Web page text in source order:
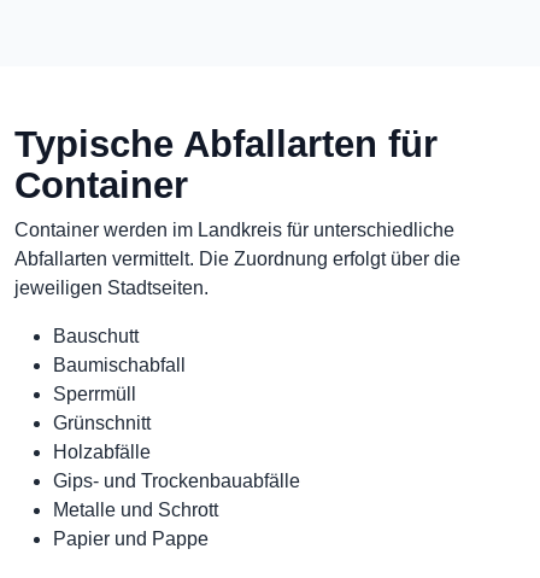
Typische Abfallarten für
Container
Container werden im Landkreis für unterschiedliche
Abfallarten vermittelt. Die Zuordnung erfolgt über die
jeweiligen Stadtseiten.
Bauschutt
Baumischabfall
Sperrmüll
Grünschnitt
Holzabfälle
Gips- und Trockenbauabfälle
Metalle und Schrott
Papier und Pappe